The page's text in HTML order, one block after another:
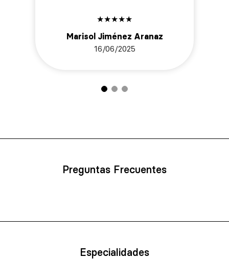
★★★★★
Marisol Jiménez Aranaz
16/06/2025
Preguntas Frecuentes
Especialidades